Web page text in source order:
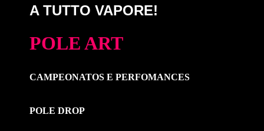
A TUTTO VAPORE!
POLE ART
CAMPEONATOS E PERFOMANCES
POLE DROP